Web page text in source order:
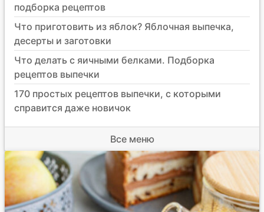
подборка рецептов
Что приготовить из яблок? Яблочная выпечка,
десерты и заготовки
Что делать с яичными белками. Подборка
рецептов выпечки
170 простых рецептов выпечки, с которыми
справится даже новичок
Все меню